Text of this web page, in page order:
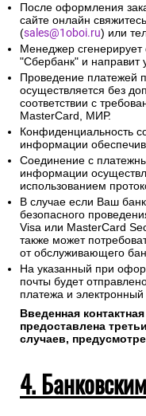
После оформления
сайте онлайн
(sales@1oboi.ru) или
Менеджер
"Сбербанк" и
Проведение платежей
осуществляется без
соответствии с
MasterCard, МИР.
Конфиденциальность
информации
Соединение с
информации
использованием
В случае если Ваш
безопасного
Visa или MasterCard
также может
от обслуживающего
На указанный при
почты будет
платежа и электронный
Введенная
предоставлена
случаев,
4.